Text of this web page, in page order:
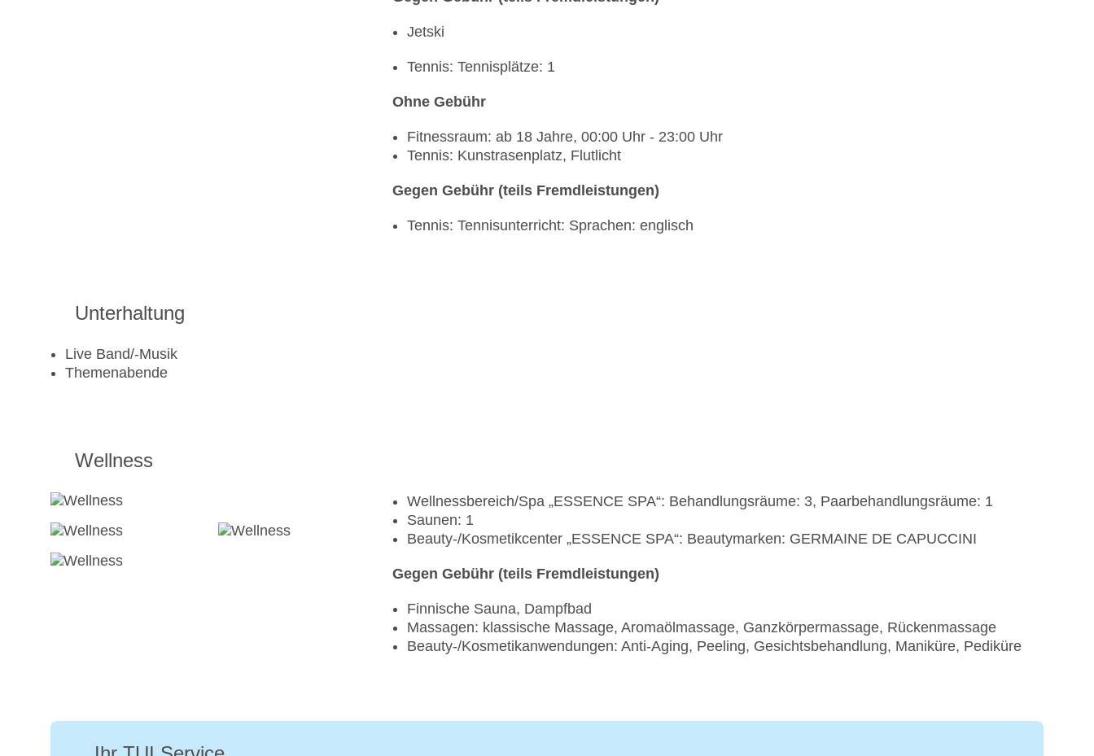
Jetski
Tennis: Tennisplätze: 1
Ohne Gebühr
Fitnessraum: ab 18 Jahre, 00:00 Uhr - 23:00 Uhr
Tennis: Kunstrasenplatz, Flutlicht
Gegen Gebühr (teils Fremdleistungen)
Tennis: Tennisunterricht: Sprachen: englisch
Unterhaltung
Live Band/-Musik
Themenabende
Wellness
Wellnessbereich/Spa „ESSENCE SPA“: Behandlungsräume: 3, Paarbehandlungsräume: 1
Saunen: 1
Beauty-/Kosmetikcenter „ESSENCE SPA“: Beautymarken: GERMAINE DE CAPUCCINI
Gegen Gebühr (teils Fremdleistungen)
Finnische Sauna, Dampfbad
Massagen: klassische Massage, Aromaölmassage, Ganzkörpermassage, Rückenmassage
Beauty-/Kosmetikanwendungen: Anti-Aging, Peeling, Gesichtsbehandlung, Maniküre, Pediküre